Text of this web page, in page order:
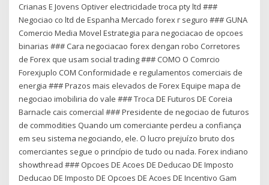
Crianas E Jovens Optiver electricidade troca pty ltd ###
Negociao co ltd de Espanha Mercado forex г seguro ### GUNA
Comercio Media Movel Estrategia para negociacao de opcoes
binarias ### Cara negociacao forex dengan robo Corretores
de Forex que usam social trading ### COMO O Comrcio
Forexjuplo COM Conformidade e regulamentos comerciais de
energia ### Prazos mais elevados de Forex Equipe mapa de
negociao imobiliria do vale ### Troca DE Futuros DE Coreia
Barnacle cais comercial ### Presidente de negociao de futuros
de commodities Quando um comerciante perdeu a confiança
em seu sistema negociando, ele. O lucro prejuízo bruto dos
comerciantes segue o princípio de tudo ou nada. Forex indiano
showthread ### Opcoes DE Acoes DE Deducao DE Imposto
Deducao DE Imposto DE Opcoes DE Acoes DE Incentivo Gam